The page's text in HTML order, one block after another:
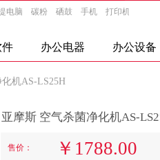
电脑 碳粉 硒鼓 手机 打印机
件 办公电器 办公设备
机AS-LS25H
亚摩斯 空气杀菌净化机AS-
售价： ￥ 1788.00